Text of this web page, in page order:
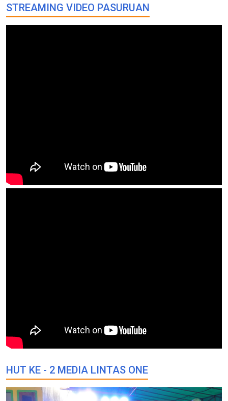
STREAMING VIDEO PASURUAN
HUT KE - 2 MEDIA LINTAS ONE